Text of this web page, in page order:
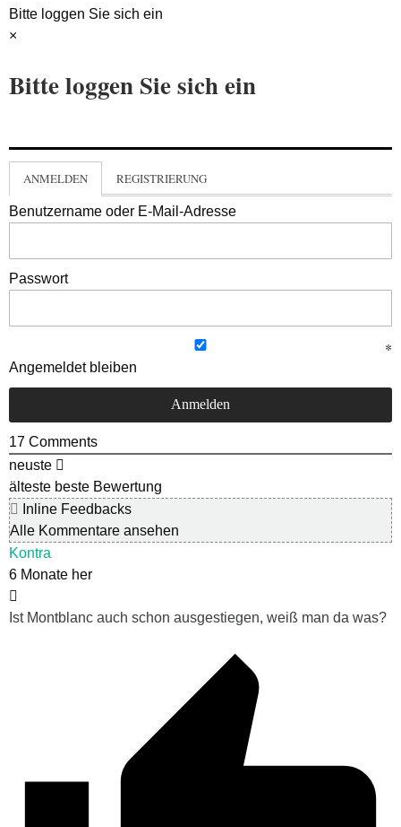
Bitte loggen Sie sich ein
×
Bitte loggen Sie sich ein
ANMELDEN REGISTRIERUNG
Benutzername oder E-Mail-Adresse
Passwort
Angemeldet bleiben
17 Comments
neuste
älteste beste Bewertung
Inline Feedbacks
Alle Kommentare ansehen
Kontra
6 Monate her
Ist Montblanc auch schon ausgestiegen, weiß man da was?